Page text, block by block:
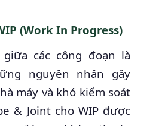
(Work In Progress)
các công đoạn là
nguyên nhân gây
máy và khó kiểm soát
& Joint cho WIP được